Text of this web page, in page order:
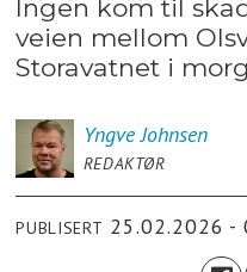
Ingen kom til
veien mellom
Storavatnet i
Yngve Johnsen
REDAKTØR
PUBLISERT 25.02.2026 -